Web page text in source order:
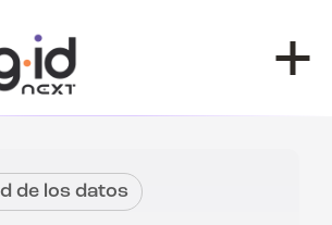
de los datos